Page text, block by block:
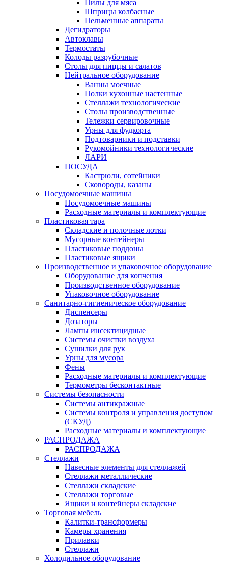
Пилы для мяса
Шприцы колбасные
Пельменные аппараты
Дегидраторы
Автоклавы
Термостаты
Колоды разрубочные
Столы для пиццы и салатов
Нейтральное оборудование
Ванны моечные
Полки кухонные настенные
Стеллажи технологические
Столы производственные
Тележки сервировочные
Урны для фудкорта
Подтоварники и подставки
Рукомойники технологические
ЛАРИ
ПОСУДА
Кастрюли, сотейники
Сковороды, казаны
Посудомоечные машины
Посудомоечные машины
Расходные материалы и комплектующие
Пластиковая тара
Складские и полочные лотки
Мусорные контейнеры
Пластиковые поддоны
Пластиковые ящики
Производственное и упаковочное оборудование
Оборудование для копчения
Производственное оборудование
Упаковочное оборудование
Санитарно-гигиеническое оборудование
Диспенсеры
Дозаторы
Лампы инсектицидные
Системы очистки воздуха
Сушилки для рук
Урны для мусора
Фены
Расходные материалы и комплектующие
Термометры бесконтактные
Системы безопасности
Системы антикражные
Системы контроля и управления доступом
(СКУД)
Расходные материалы и комплектующие
РАСПРОДАЖА
РАСПРОДАЖА
Стеллажи
Навесные элементы для стеллажей
Стеллажи металлические
Стеллажи складские
Стеллажи торговые
Ящики и контейнеры складские
Торговая мебель
Калитки-трансформеры
Камеры хранения
Прилавки
Стеллажи
Холодильное оборудование